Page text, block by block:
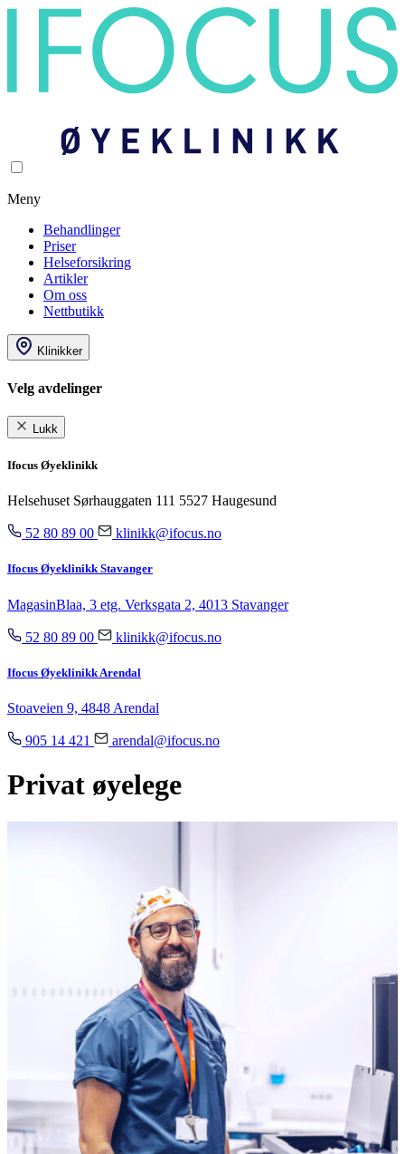
Meny
Behandlinger
Priser
Helseforsikring
Artikler
Om oss
Nettbutikk
Klinikker
Velg avdelinger
Lukk
Ifocus Øyeklinikk
Helsehuset Sørhauggaten 111 5527 Haugesund
52 80 89 00 klinikk@ifocus.no
Ifocus Øyeklinikk Stavanger
MagasinBlaa, 3 etg. Verksgata 2, 4013 Stavanger
52 80 89 00 klinikk@ifocus.no
Ifocus Øyeklinikk Arendal
Stoaveien 9, 4848 Arendal
905 14 421 arendal@ifocus.no
Privat øyelege